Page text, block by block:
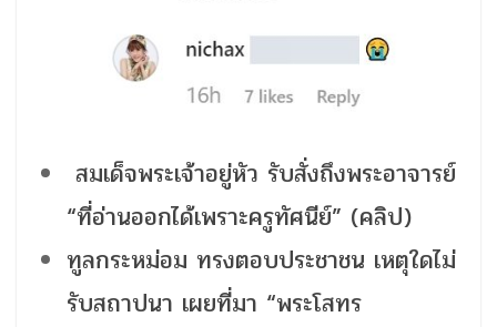
สมเด็จพระเจ้าอยู่หัว รับสั่งถึงพระอาจารย์
“ที่อ่านออกได้เพราะครูทัศนีย์” (คลิป)
ทูลกระหม่อม ทรงตอบประชาชน เหตุใดไม่
รับสถาปนา เผยที่มา “พระโสทร